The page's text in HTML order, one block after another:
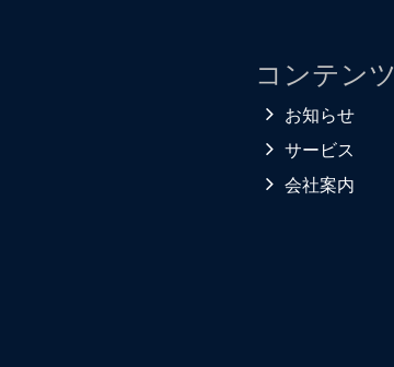
コンテンツ
お知らせ
サービス
会社案内